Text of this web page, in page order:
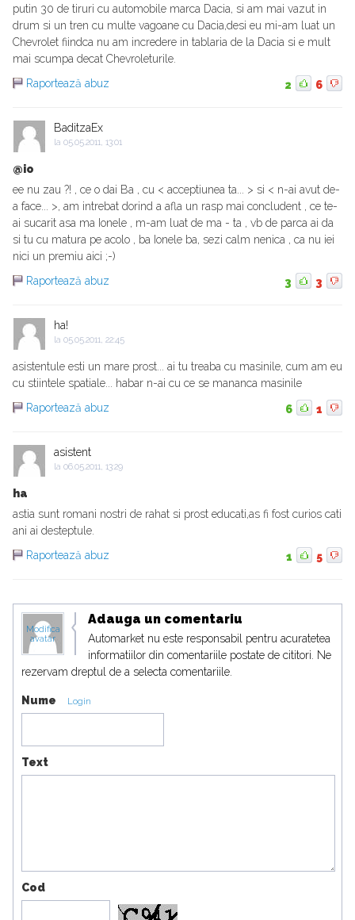
putin 30 de tiruri cu automobile marca Dacia, si am mai vazut in
drum si un tren cu multe vagoane cu Dacia,desi eu mi-am luat un
Chevrolet fiindca nu am incredere in tablaria de la Dacia si e mult
mai scumpa decat Chevroleturile.
Raportează abuz
2 6
BaditzaEx
la 05.05.2011, 13:01
@io
ee nu zau ?! , ce o dai Ba , cu < acceptiunea ta... > si < n-ai avut de-
a face... >, am intrebat dorind a afla un rasp mai concludent , ce te-
ai sucarit asa ma Ionele , m-am luat de ma - ta , vb de parca ai da
si tu cu matura pe acolo , ba Ionele ba, sezi calm nenica , ca nu iei
nici un premiu aici ;-)
Raportează abuz
3 3
ha!
la 05.05.2011, 22:45
asistentule esti un mare prost... ai tu treaba cu masinile, cum am eu
cu stiintele spatiale... habar n-ai cu ce se mananca masinile
Raportează abuz
6 1
asistent
la 06.05.2011, 13:29
ha
astia sunt romani nostri de rahat si prost educati,as fi fost curios cati
ani ai desteptule.
Raportează abuz
1 5
Modifica
avatar
Adauga un comentariu
Automarket nu este responsabil pentru acuratetea
informatiilor din comentariile postate de cititori. Ne
rezervam dreptul de a selecta comentariile.
Nume Login
Text
Cod